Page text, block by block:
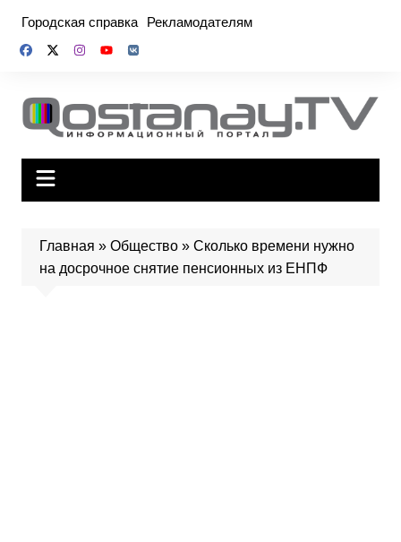
содержимому
Городская справка Рекламодателям
Главная » Общество» Сколько времени нужно
на досрочное снятие пенсионных из ЕНПФ